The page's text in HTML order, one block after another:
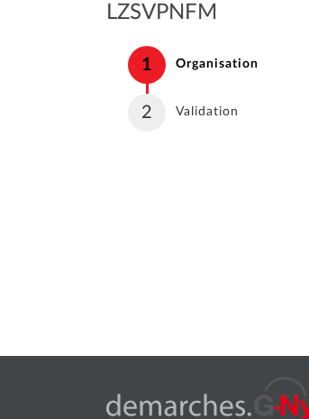
LZSVPNFM
1 Organisation
2 Validation